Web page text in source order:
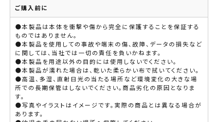
ご購入前に
●本製品は本体を衝撃や傷から完全に保護することを保証する
ものではありません。
●本製品を使用しての事故や端末の傷、故障、データの損失など
に関しては、当社では一切の責任を負いかねます。
●本製品を用途以外の目的には使用しないでください。
●本製品が濡れた場合は、乾いた柔らかい布で拭いてください。
●高温、多湿、直射日光の当たる場所など環境変化の大きな場
所での長期保管はしないでください。商品劣化の原因となりま
す。
●写真やイラストはイメージです。実際の商品とは異なる場合が
あります。